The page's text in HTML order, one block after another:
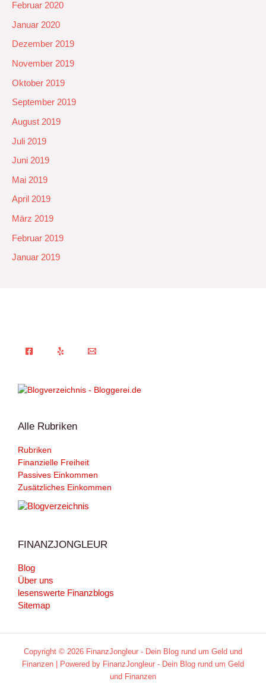
Februar 2020
Januar 2020
Dezember 2019
November 2019
Oktober 2019
September 2019
August 2019
Juli 2019
Juni 2019
Mai 2019
April 2019
März 2019
Februar 2019
Januar 2019
Alle Rubriken
Rubriken
Finanzielle Freiheit
Passives Einkommen
Zusätzliches Einkommen
FINANZJONGLEUR
Blog
Über uns
lesenswerte Finanzblogs
Sitemap
Copyright © 2026 FinanzJongleur - Dein Blog rund um Geld und
Finanzen | Powered by FinanzJongleur - Dein Blog rund um Geld
und Finanzen